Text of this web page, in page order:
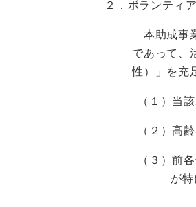
２．ボランティ
本助成事
であって、
性）」を充
（１）当
（２）高
（３）前
が